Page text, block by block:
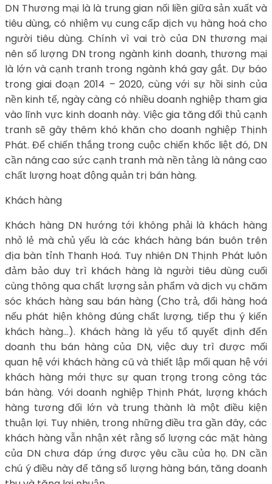
DN Thương mại là là trung gian nối liền giữa sản xuất và
tiêu dùng, có nhiệm vụ cung cấp dịch vụ hàng hoá cho
người tiêu dùng. Chính vì vai trò của DN thương mại
nên số lượng DN trong ngành kinh doanh, thương mại
là lớn và cạnh tranh trong ngành khá gay gắt. Dự báo
trong giai đoạn 2014 – 2020, cùng với sự hồi sinh của
nền kinh tế, ngày càng có nhiều doanh nghiệp tham gia
vào lĩnh vực kinh doanh này. Việc gia tăng đối thủ cạnh
tranh sẽ gây thêm khó khăn cho doanh nghiệp Thịnh
Phát. Để chiến thắng trong cuộc chiến khốc liệt đó, DN
cần nâng cao sức cạnh tranh mà nền tảng là nâng cao
chất lượng hoạt động quản trị bán hàng.
Khách hàng
Khách hàng DN hướng tới không phải là khách hàng
nhỏ lẻ mà chủ yếu là các khách hàng bán buôn trên
địa bàn tỉnh Thanh Hoá. Tuy nhiên DN Thịnh Phát luôn
đảm bảo duy trì khách hàng là người tiêu dùng cuối
cùng thông qua chất lượng sản phẩm và dịch vụ chăm
sóc khách hàng sau bán hàng (Cho trả, đổi hàng hoá
nếu phát hiện không đúng chất lượng, tiếp thu ý kiến
khách hàng…). Khách hàng là yếu tố quyết định đến
doanh thu bán hàng của DN, việc duy trì được mối
quan hệ với khách hàng cũ và thiết lập mối quan hệ với
khách hàng mới thực sự quan trọng trong công tác
bán hàng. Với doanh nghiệp Thịnh Phát, lượng khách
hàng tương đối lớn và trung thành là một điều kiện
thuận lợi. Tuy nhiên, trong những điều tra gần đây, các
khách hàng vẫn nhận xét rằng số lượng các mặt hàng
của DN chưa đáp ứng được yêu cầu của họ. DN cần
chú ý điều này để tăng số lượng hàng bán, tăng doanh